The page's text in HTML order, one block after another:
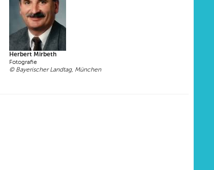
Herbert Mirbeth
Fotografie
© Bayerischer Landtag, München